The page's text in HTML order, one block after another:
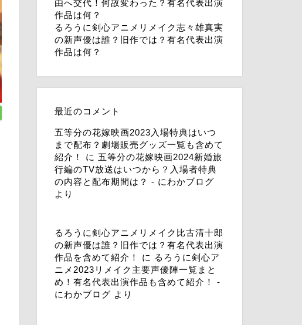
由へ交代！何故変わった？有名代表出演
作品は何？
るろうに剣心アニメリメイク志々雄真実
の新声優は誰？旧作では？有名代表出演
作品は何？
最近のコメント
五等分の花嫁映画2023入場特典はいつ
まで配布？劇場販売グッズ一覧も含めて
紹介！
に 五等分の花嫁映画2024新婚旅
行編のTV放送はいつから？入場者特典
の内容と配布期間は？ - にわかブログ
より
るろうに剣心アニメリメイク比古清十郎
の新声優は誰？旧作では？有名代表出演
作品を含めて紹介！
に るろうに剣心ア
ニメ2023リメイク主要声優陣一覧まと
め！有名代表出演作品も含めて紹介！ -
にわかブログ より